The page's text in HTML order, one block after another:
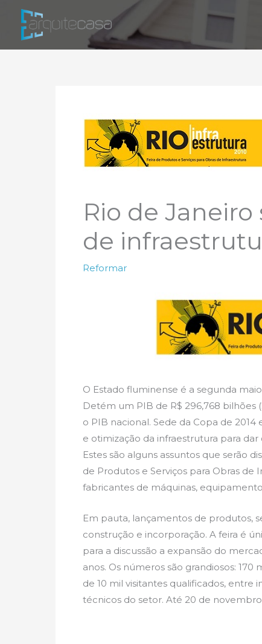
Rio de
de
Reformar
O Estado fluminense é a segunda
Detém um PIB de R$ 296,768 bilhões
o PIB nacional. Sede da Copa de
e otimização da infraestrutura para
Estes são alguns assuntos que serão
de Produtos e Serviços para Obras de
fabricantes de máquinas,
Em pauta, lançamentos de produtos,
construção e incorporação. A feira é
para a discussão a expansão do
anos. Os números são grandiosos:
de 10 mil visitantes qualificados, entre
técnicos do setor. Até 20 de